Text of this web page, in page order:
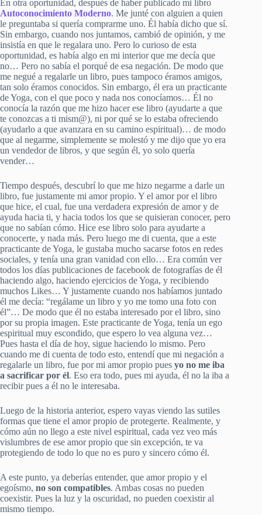
En otra oportunidad, después de haber publicado mi libro
Autoconocimiento Moderno. Me junté con alguien a quien
le preguntaba si quería comprarme uno. Él había dicho que sí.
Sin embargo, cuando nos juntamos, cambió de opinión, y me
insistía en que le regalara uno. Pero lo curioso de esta
oportunidad, es había algo en mi interior que me decía que
no… Pero no sabía el porqué de esa negación. De modo que
me negué a regalarle un libro, pues tampoco éramos amigos,
tan solo éramos conocidos. Sin embargo, él era un practicante
de Yoga, con el que poco y nada nos conocíamos… Él no
conocía la razón que me hizo hacer ese libro (ayudarte a que
te conozcas a ti mism@), ni por qué se lo estaba ofreciendo
(ayudarlo a que avanzara en su camino espiritual)… de modo
que al negarme, simplemente se molestó y me dijo que yo era
un vendedor de libros, y que según él, yo solo quería
vender…
Tiempo después, descubrí lo que me hizo negarme a darle un
libro, fue justamente mi amor propio. Y el amor por el libro
que hice, el cual, fue una verdadera expresión de amor y de
ayuda hacia ti, y hacia todos los que se quisieran conocer, pero
que no sabían cómo. Hice ese libro solo para ayudarte a
conocerte, y nada más. Pero luego me di cuenta, que a este
practicante de Yoga, le gustaba mucho sacarse fotos en redes
sociales, y tenía una gran vanidad con ello… Era común ver
todos los días publicaciones de facebook de fotografías de él
haciendo algo, haciendo ejercicios de Yoga, y recibiendo
muchos Likes… Y justamente cuando nos habíamos juntado
él me decía: “regálame un libro y yo me tomo una foto con
él”… De modo que él no estaba interesado por el libro, sino
por su propia imagen. Este practicante de Yoga, tenía un ego
espiritual muy escondido, que espero lo vea alguna vez…
Pues hasta el día de hoy, sigue haciendo lo mismo. Pero
cuando me di cuenta de todo esto, entendí que mi negación a
regalarle un libro, fue por mi amor propio pues yo no me iba
a sacrificar por él. Eso era todo, pues mi ayuda, él no la iba a
recibir pues a él no le interesaba.
Luego de la historia anterior, espero vayas viendo las sutiles
formas que tiene el amor propio de protegerte. Realmente, y
cómo aún no llego a este nivel espiritual, cada vez veo más
vislumbres de ese amor propio que sin excepción, te va
protegiendo de todo lo que no es puro y sincero cómo él.
A este punto, ya deberías entender, que amor propio y el
egoísmo, no son compatibles. Ambas cosas no pueden
coexistir. Pues la luz y la oscuridad, no pueden coexistir al
mismo tiempo.